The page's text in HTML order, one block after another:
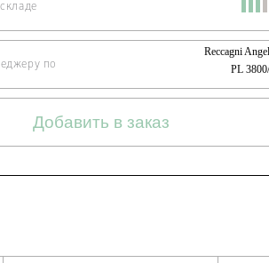
по
Reccagni
PL
Добавить в заказ